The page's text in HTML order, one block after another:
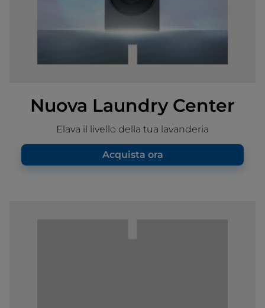
Nuova Laundry Center
Elava il livello della tua lavanderia
Acquista ora